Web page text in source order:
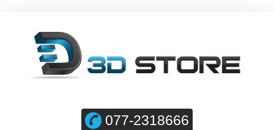
077-2318666